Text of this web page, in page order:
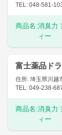
TEL: 048-581-
商品名:消臭力
ィー
富士薬品ド
住所: 埼玉県川越
TEL: 049-238-
商品名:消臭力
ィー